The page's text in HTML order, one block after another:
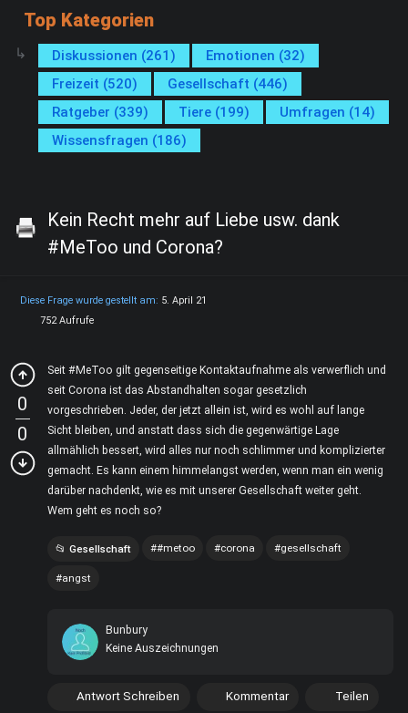
Top Kategorien
Diskussionen (261)
Emotionen (32)
Freizeit (520)
Gesellschaft (446)
Ratgeber (339)
Tiere (199)
Umfragen (14)
Wissensfragen (186)
Kein Recht mehr auf Liebe usw. dank
#MeToo und Corona?
Diese Frage wurde gestellt am: 5. April 21
752 Aufrufe
0
0
Seit #MeToo gilt gegenseitige Kontaktaufnahme als verwerflich und
seit Corona ist das Abstandhalten sogar gesetzlich
vorgeschrieben. Jeder, der jetzt allein ist, wird es wohl auf lange
Sicht bleiben, und anstatt dass sich die gegenwärtige Lage
allmählich bessert, wird alles nur noch schlimmer und komplizierter
gemacht. Es kann einem himmelangst werden, wenn man ein wenig
darüber nachdenkt, wie es mit unserer Gesellschaft weiter geht.
Wem geht es noch so?
Gesellschaft #metoo corona gesellschaft
angst
Bunbury
Keine Auszeichnungen
Antwort Schreiben Kommentar Teilen